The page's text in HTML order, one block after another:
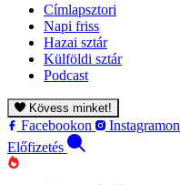
Címlapsztori
Napi friss
Hazai sztár
Külföldi sztár
Podcast
Kövess minket!
Facebookon Instagramon
Előfizetés